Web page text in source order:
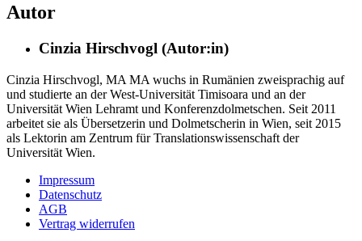
Autor
Cinzia Hirschvogl (Autor:in)
Cinzia Hirschvogl, MA MA wuchs in Rumänien zweisprachig auf
und studierte an der West-Universität Timisoara und an der
Universität Wien Lehramt und Konferenzdolmetschen. Seit 2011
arbeitet sie als Übersetzerin und Dolmetscherin in Wien, seit 2015
als Lektorin am Zentrum für Translationswissenschaft der
Universität Wien.
Impressum
Datenschutz
AGB
Vertrag widerrufen